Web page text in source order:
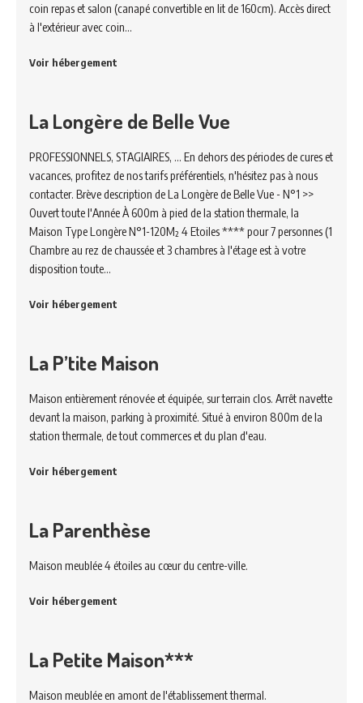
coin repas et salon (canapé convertible en lit de 160cm). Accès direct
à l'extérieur avec coin…
Voir hébergement
La Longère de Belle Vue
PROFESSIONNELS, STAGIAIRES, ... En dehors des périodes de cures et
vacances, profitez de nos tarifs préférentiels, n'hésitez pas à nous
contacter. Brève description de La Longère de Belle Vue - N°1 >>
Ouvert toute l'Année À 600m à pied de la station thermale, la
Maison Type Longère N°1-120M² 4 Etoiles **** pour 7 personnes (1
Chambre au rez de chaussée et 3 chambres à l'étage est à votre
disposition toute…
Voir hébergement
La P’tite Maison
Maison entièrement rénovée et équipée, sur terrain clos. Arrêt navette
devant la maison, parking à proximité. Situé à environ 800m de la
station thermale, de tout commerces et du plan d'eau.
Voir hébergement
La Parenthèse
Maison meublée 4 étoiles au cœur du centre-ville.
Voir hébergement
La Petite Maison***
Maison meublée en amont de l'établissement thermal.